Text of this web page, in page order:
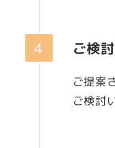
ご検討
ご提案
ご検討